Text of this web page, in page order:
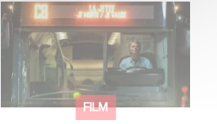
FILM
Une date de sortie pour le
nouveau film de Franck Dubosc